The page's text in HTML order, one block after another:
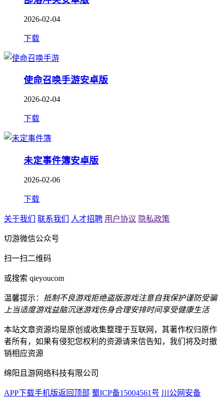
2026-02-04
下载
使命召唤手游安卓版
2026-02-04
下载
未定事件簿安卓版
2026-02-06
下载
关于我们 联系我们 人才招聘 用户协议 隐私政策
切游微信公众号
扫一扫二维码
或搜索 qieyoucom
温馨提示： 抵制不良游戏拒绝盗版游戏注意自我保护谨防受骗
上当适度游戏益脑沉迷游戏伤身合理安排时间享受健康生活
本站文章资源均是原创或收集整理于互联网，其著作权归原作
者所有，如果有侵犯您权利的资源请来信告知，我们将及时撤
销相应资源
绵阳且游网络科技有限公司
APP下载手机版返回顶部 蜀ICP备15004561号 川公网安备